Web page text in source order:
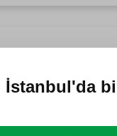
oturuyorum
var bu çok
emeği için ona çok
İstanbul'da